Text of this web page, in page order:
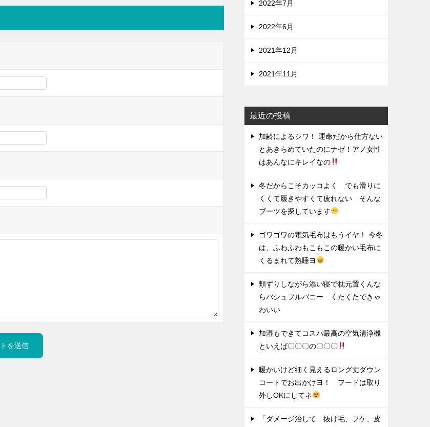
2022年7月
2022年6月
2021年12月
2021年11月
最近の投稿
加齢によるシワ！ 運命だから仕方ない
とあきらめていたのにナゼ！アノ女性
はあんなにキレイなの
冬だからこそカッコよく でも滑りに
くくて履きやすくて疲れない そんな
ブーツを探しています
ゴワゴワの電気毛布はもうイヤ！ 今冬
は、ふわふわもこもこの暖かい毛布に
くるまれて熟睡ヨ
頬ずりしながら添い寝で枕元置くんな
らバシュフルバニー くたくたできゃ
わいい
加湿もできてコスパ最高の空気清浄機
といえば〇〇〇の〇〇〇
暖かいけど細く見えるロング丈ダウン
コートでお出かけヨ！ フードは取り
外しOKにしてネ
「ダメージ治して 抜け毛、フケ、皮